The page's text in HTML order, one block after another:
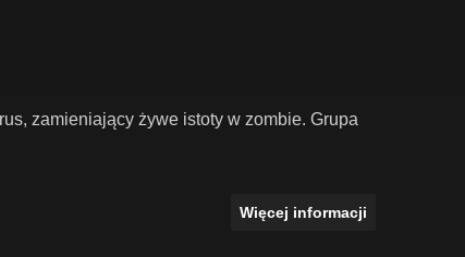
zamieniający żywe istoty w zombie. Grupa
Więcej informacji